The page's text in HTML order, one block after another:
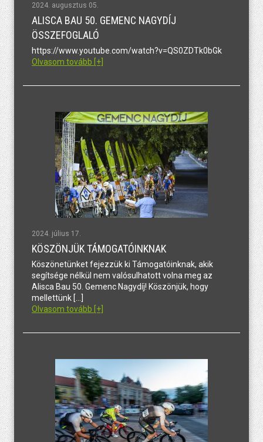
2024. augusztus 05.
ALISCA BAU 50. GEMENC NAGYDÍJ
ÖSSZEFOGLALÓ
https://www.youtube.com/watch?v=QS0ZDTk0bGk
Olvasom tovább [+]
2024. július 17.
KÖSZÖNJÜK TÁMOGATÓINKNAK
Köszönetünket fejezzük ki Támogatóinknak, akik
segítsége nélkül nem valósulhatott volna meg az
Alisca Bau 50. Gemenc Nagydíj! Köszönjük, hogy
mellettünk […]
Olvasom tovább [+]